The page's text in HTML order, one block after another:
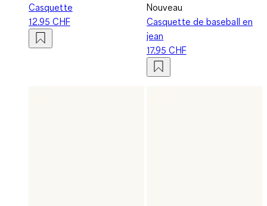
Casquette
12.95 CHF
Nouveau
Casquette de baseball en
jean
17.95 CHF